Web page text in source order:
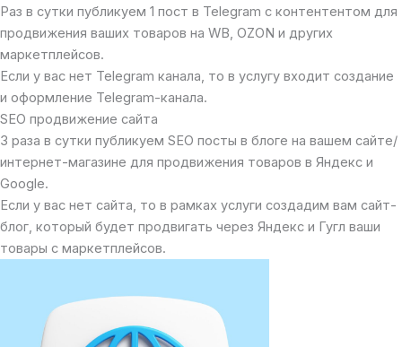
Раз в сутки публикуем 1 пост в Telegram с контентентом для
продвижения ваших товаров на WB, OZON и других
маркетплейсов.
Если у вас нет Telegram канала, то в услугу входит создание
и оформление Telegram-канала.
SEO продвижение сайта
3 раза в сутки публикуем SEO посты в блоге на вашем сайте/
интернет-магазине для продвижения товаров в Яндекс и
Google.
Если у вас нет сайта, то в рамках услуги создадим вам сайт-
блог, который будет продвигать через Яндекс и Гугл ваши
товары с маркетплейсов.